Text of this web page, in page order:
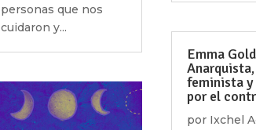
personas que nos
cuidaron y...
Emma
Anarquista,
feminista
por el
por Ixchel